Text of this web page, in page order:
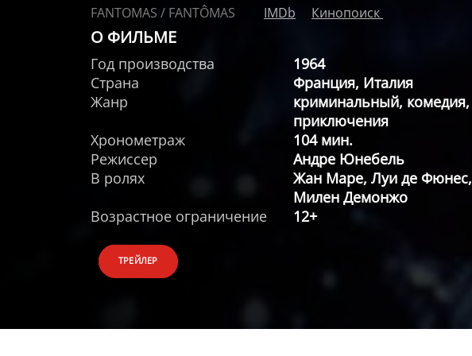
FANTOMAS / FANTÔMAS IMDb Кинопоиск
О ФИЛЬМЕ
Год производства
1964
Страна
Франция, Италия
Жанр
криминальный, комедия,
приключения
Хронометраж
104 мин.
Режиссер
Андре Юнебель
В ролях
Жан Маре, Луи де Фюнес,
Милен Демонжо
Возрастное ограничение
12+
ТРЕЙЛЕР